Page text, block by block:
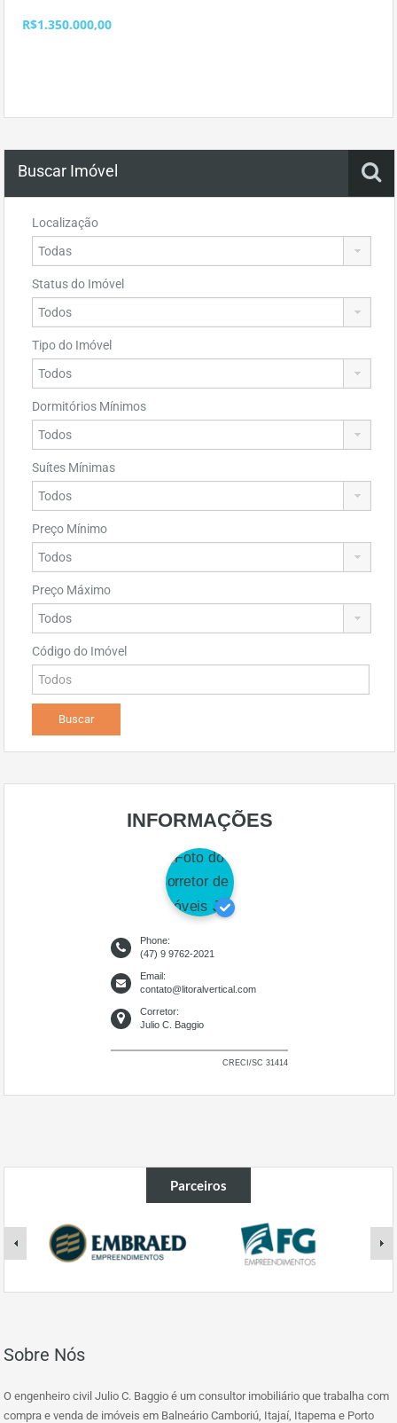
R$1.350.000,00
Buscar Imóvel
Localização
Status do Imóvel
Tipo do Imóvel
Dormitórios Mínimos
Suítes Mínimas
Preço Mínimo
Preço Máximo
Código do Imóvel
INFORMAÇÕES
Phone:
(47) 9 9762-2021
Email:
contato@litoralvertical.com
Corretor:
Julio C. Baggio
CRECI/SC 31414
Parceiros
Sobre Nós
O engenheiro civil Julio C. Baggio é um consultor imobiliário que trabalha com
compra e venda de imóveis em Balneário Camboriú, Itajaí, Itapema e Porto